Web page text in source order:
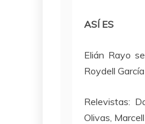
ASÍ ES
Elián Rayo
Roydell
Relevistas:
Olivas,